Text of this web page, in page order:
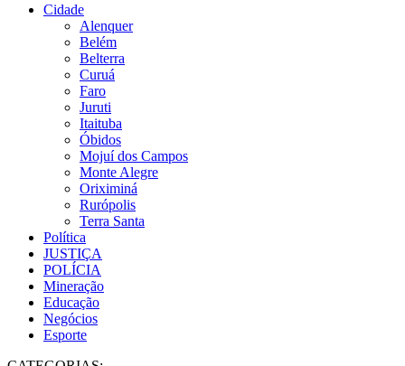
Cidade
Alenquer
Belém
Belterra
Curuá
Faro
Juruti
Itaituba
Óbidos
Mojuí dos Campos
Monte Alegre
Oriximiná
Rurópolis
Terra Santa
Política
JUSTIÇA
POLÍCIA
Mineração
Educação
Negócios
Esporte